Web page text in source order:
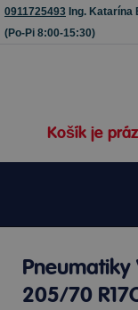
0911725493 Ing. Katarína
(Po-Pi 8:00-15:30)
Košík je
Pneumatiky
205/70